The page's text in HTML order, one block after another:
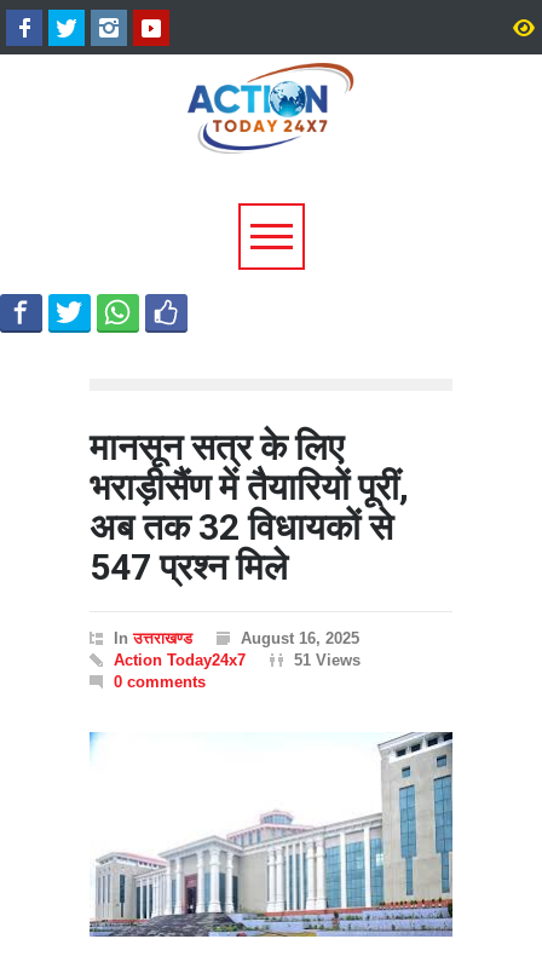
अल्मोड़ा के गांव से आसमान तक: रवि
टम्टा ने तैयार किया पर्सनल फ्लाइंग
व्हीकल, सफल ट्रायल से मची चर्चा
मानसून सत्र के लिए
भराड़ीसैंण में तैयारियों पूरीं,
अब तक 32 विधायकों से
547 प्रश्न मिले
Inउत्तराखण्ड
August 16, 2025
Action Today24x7
51 Views
0 comments